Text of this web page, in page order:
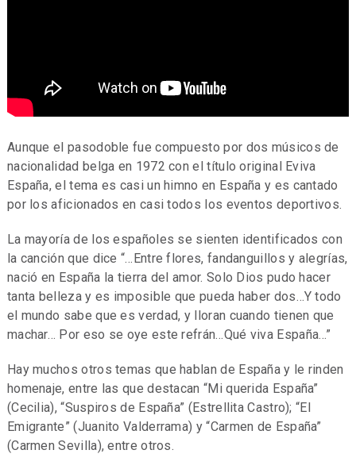
Aunque el pasodoble fue compuesto por dos músicos de
nacionalidad belga en 1972 con el título original Eviva
España, el tema es casi un himno en España y es cantado
por los aficionados en casi todos los eventos deportivos.
La mayoría de los españoles se sienten identificados con
la canción que dice “…Entre flores, fandanguillos y alegrías,
nació en España la tierra del amor. Solo Dios pudo hacer
tanta belleza y es imposible que pueda haber dos…Y todo
el mundo sabe que es verdad, y lloran cuando tienen que
machar… Por eso se oye este refrán…Qué viva España…”
Hay muchos otros temas que hablan de España y le rinden
homenaje, entre las que destacan “Mi querida España”
(Cecilia), “Suspiros de España” (Estrellita Castro); “El
Emigrante” (Juanito Valderrama) y “Carmen de España”
(Carmen Sevilla), entre otros.